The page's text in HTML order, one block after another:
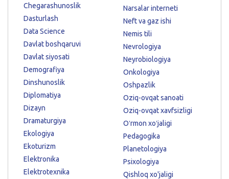
Chegarashunoslik
Dasturlash
Data Science
Davlat boshqaruvi
Davlat siyosati
Demografiya
Dinshunoslik
Diplomatiya
Dizayn
Dramaturgiya
Ekologiya
Ekoturizm
Elektronika
Elektrotexnika
Narsalar interneti
Neft va gaz ishi
Nemis tili
Nevrologiya
Neyrobiologiya
Onkologiya
Oshpazlik
Oziq-ovqat sanoati
Oziq-ovqat xavfsizligi
Oʻrmon xoʻjaligi
Pedagogika
Planetologiya
Psixologiya
Qishloq xo'jaligi